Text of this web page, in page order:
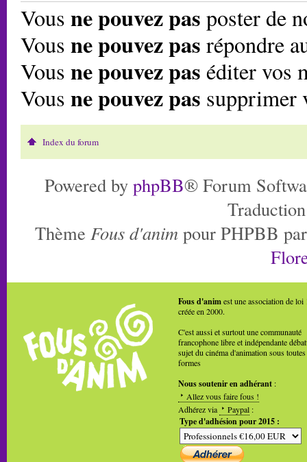
Vous ne pouvez pas poster de
Vous ne pouvez pas répondre
Vous ne pouvez pas éditer vos
Vous ne pouvez pas supprimer
Index du forum
Powered by phpBB® Forum
Thème Fous d'anim pour PHPBB
Fous d'animest une association de loi
créée en 2000.
C'est aussi et surtout une communauté
francophone libre et indépendante
sujet du cinéma d'animation sous toutes
formes
Nous soutenir en adhérant :
Allez vous faire fous !
Adhérez via
Paypal :
Type d'adhésion pour 2015 :